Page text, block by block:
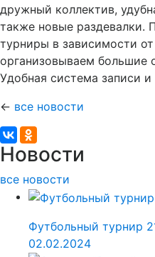
дружный коллектив,
также новые
турниры в зависимости
организовываем большие
Удобная система записи
← все новости
Новости
все новости
Футбольный турнир
02.02.2024